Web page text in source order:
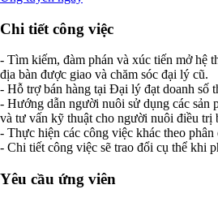
Chi tiết công việc
- Tìm kiếm, đàm phán và xúc tiến mở hệ
địa bàn được giao và chăm sóc đại lý cũ.
- Hỗ trợ bán hàng tại Đại lý đạt doanh số
- Hướng dẫn người nuôi sử dụng các sản
và tư vấn kỹ thuật cho người nuôi điều trị
- Thực hiện các công việc khác theo
- Chi tiết công việc sẽ trao đổi cụ thể khi
Yêu cầu ứng viên